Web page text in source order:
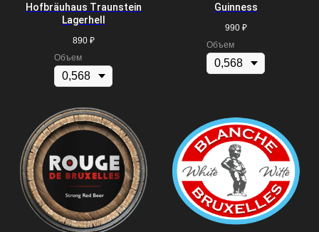
Hofbräuhaus Traunstein
Lagerhell
890 ₽
Объем
Guinness
990 ₽
Объем